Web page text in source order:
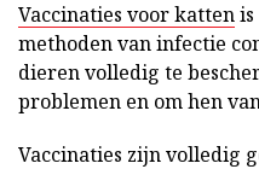
Vaccinaties voor katten
methoden van infectie
dieren volledig te
problemen en om hen
Vaccinaties zijn volledig